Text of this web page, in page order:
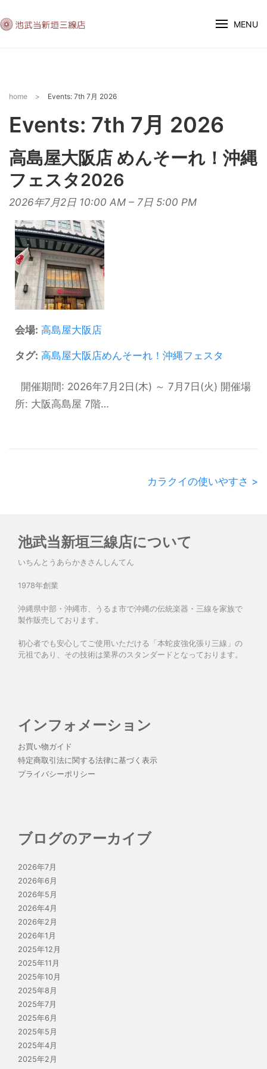
MENU
home > Events: 7th 7月 2026
Events: 7th 7月 2026
高島屋大阪店 めんそーれ！沖縄
フェスタ2026
2026年7月2日 10:00 AM – 7日 5:00 PM
会場: 高島屋大阪店
タグ: 高島屋大阪店めんそーれ！沖縄フェスタ
開催期間: 2026年7月2日(木) ～ 7月7日(火) 開催場
所: 大阪高島屋 7階…
カラクイの使いやすさ >
池武当新垣三線店について
いちんとうあらかきさんしんてん
1978年創業
沖縄県中部・沖縄市、うるま市で沖縄の伝統楽器・三線を家族で
製作販売しております。
初心者でも安心してご使用いただける「本蛇皮強化張り三線」の
元祖であり、その技術は業界のスタンダードとなっております。
インフォメーション
お買い物ガイド
特定商取引法に関する法律に基づく表示
プライバシーポリシー
ブログのアーカイブ
2026年7月
2026年6月
2026年5月
2026年4月
2026年2月
2026年1月
2025年12月
2025年11月
2025年10月
2025年8月
2025年7月
2025年6月
2025年5月
2025年4月
2025年2月